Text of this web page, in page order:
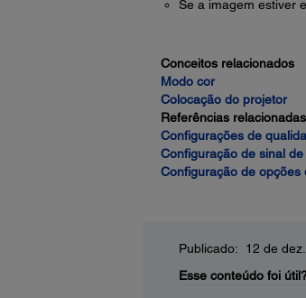
Se a imagem estiver
Conceitos relacionados
Modo cor
Colocação do projetor
Referências relacionadas
Configurações de
Configuração de sinal
Configuração de
Publicado: 12 de
Esse conteúdo foi